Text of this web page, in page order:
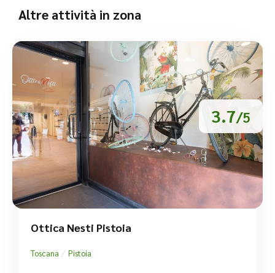
Altre attività in zona
3.7/5
Ottica Nesti Pistoia
Toscana / Pistoia